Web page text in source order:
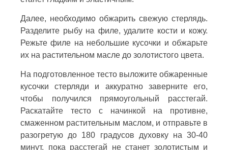
Далее, необходимо обжарить свежую стерлядь.
Разделите рыбу на филе, удалите кости и кожу.
Режьте филе на небольшие кусочки и обжарьте
их на растительном масле до золотистого цвета.
На подготовленное тесто выложите обжаренные
кусочки стерляди и аккуратно заверните его,
чтобы получился прямоугольный расстегай.
Раскатайте тесто с начинкой на противне,
смаженном растительным маслом, и отправьте в
разогретую до 180 градусов духовку на 30-40
минут, пока расстегай не станет золотистым и